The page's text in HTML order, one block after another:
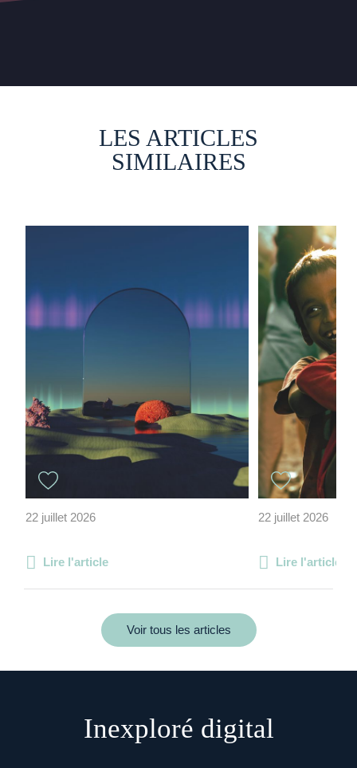
LES ARTICLES
SIMILAIRES
22 juillet 2026
Lire l'article
22 juillet 2026
Lire l'article
Voir tous les articles
Inexploré digital